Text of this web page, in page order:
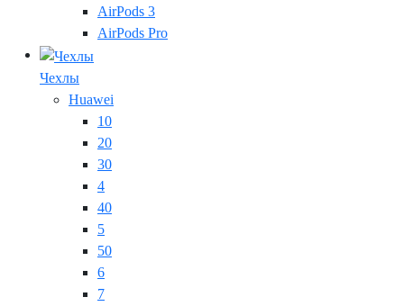
AirPods 3
AirPods Pro
Чехлы
Huawei
10
20
30
4
40
5
50
6
7